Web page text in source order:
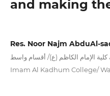
and making
Res. Noor Najm AbduAl-
كلية الإمام الكاظم (ع)/ أقسام واسط,
Imam Al Kadhum College/